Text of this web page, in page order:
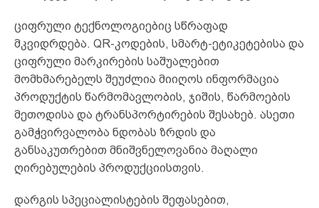
ციფრული ტექნოლოგიებიც სწრაფად
მკვიდრდება. QR-კოდების, სმარტ-ეტიკეტებისა და
ციფრული მარკირების საშუალებით
მომხმარებელს შეუძლია მიიღოს ინფორმაცია
პროდუქტის წარმომავლობის, ჯიშის, წარმოების
მეთოდისა და ტრანსპორტირების შესახებ. ასეთი
გამჭვირვალობა ნდობას ზრდის და
განსაკუთრებით მნიშვნელოვანია მაღალი
ღირებულების პროდუქციისთვის.
დარგის სპეციალისტების შეფასებით,